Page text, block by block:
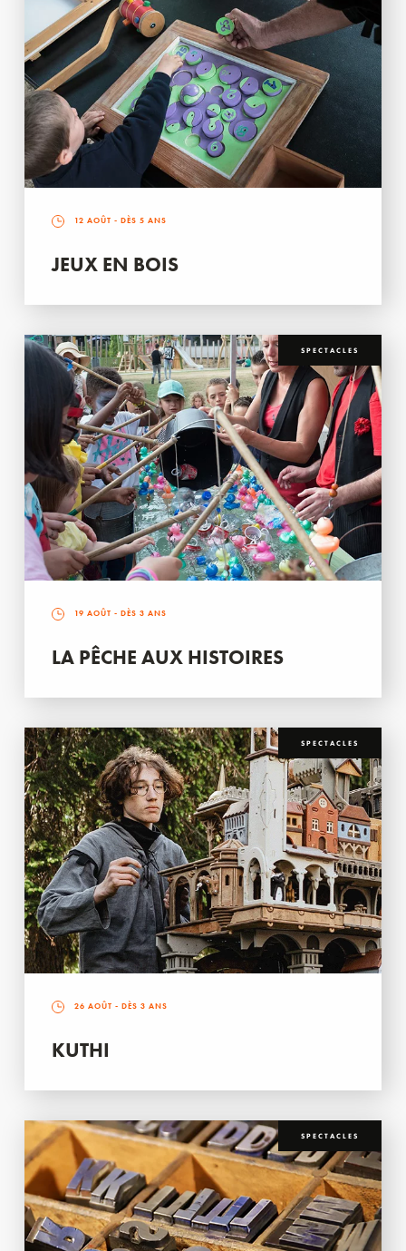
12 AOÛT - DÈS 5 ANS
JEUX EN BOIS
SPECTACLES
19 AOÛT - DÈS 3 ANS
LA PÊCHE AUX HISTOIRES
SPECTACLES
26 AOÛT - DÈS 3 ANS
KUTHI
SPECTACLES